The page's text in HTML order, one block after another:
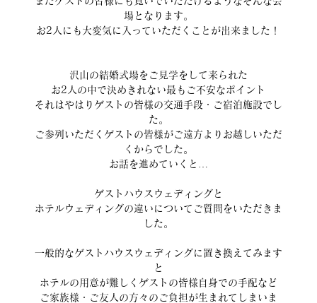
場となります。
お2人にも大変気に入っていただくことが出来ました！
沢山の結婚式場をご見学をして来られた
お2人の中で決めきれない最もご不安なポイント
それはやはりゲストの皆様の交通手段・ご宿泊施設でし
た。
ご参列いただくゲストの皆様がご遠方よりお越しいただ
くからでした。
お話を進めていくと…
ゲストハウスウェディングと
ホテルウェディングの違いについてご質問をいただきま
した。
一般的なゲストハウスウェディングに置き換えてみます
と
ホテルの用意が難しくゲストの皆様自身での手配など
ご家族様・ご友人の方々のご負担が生まれてしまいま